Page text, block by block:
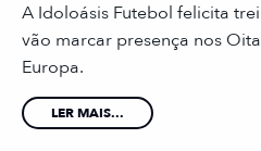
A Idoloásis Futebol felicita
vão marcar presença nos
Europa.
LER MAIS...